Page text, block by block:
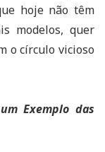
hoje não têm
modelos, quer
o círculo vicioso
Exemplo das